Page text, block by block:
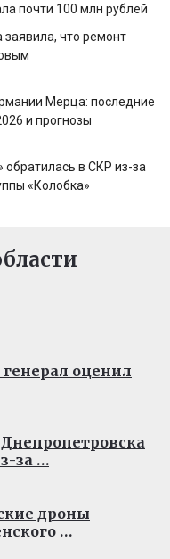
почти 100 млн рублей
что ремонт
Мерца: последние
и прогнозы
обратилась в СКР из-за
«Колобка»
оценил
за …
дроны
…